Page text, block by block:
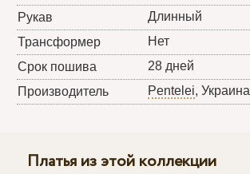
Рукав
Длинный
Трансформер
Нет
Срок пошива
28 дней
Производитель
Pentelei, Украина
Платья из этой коллекции